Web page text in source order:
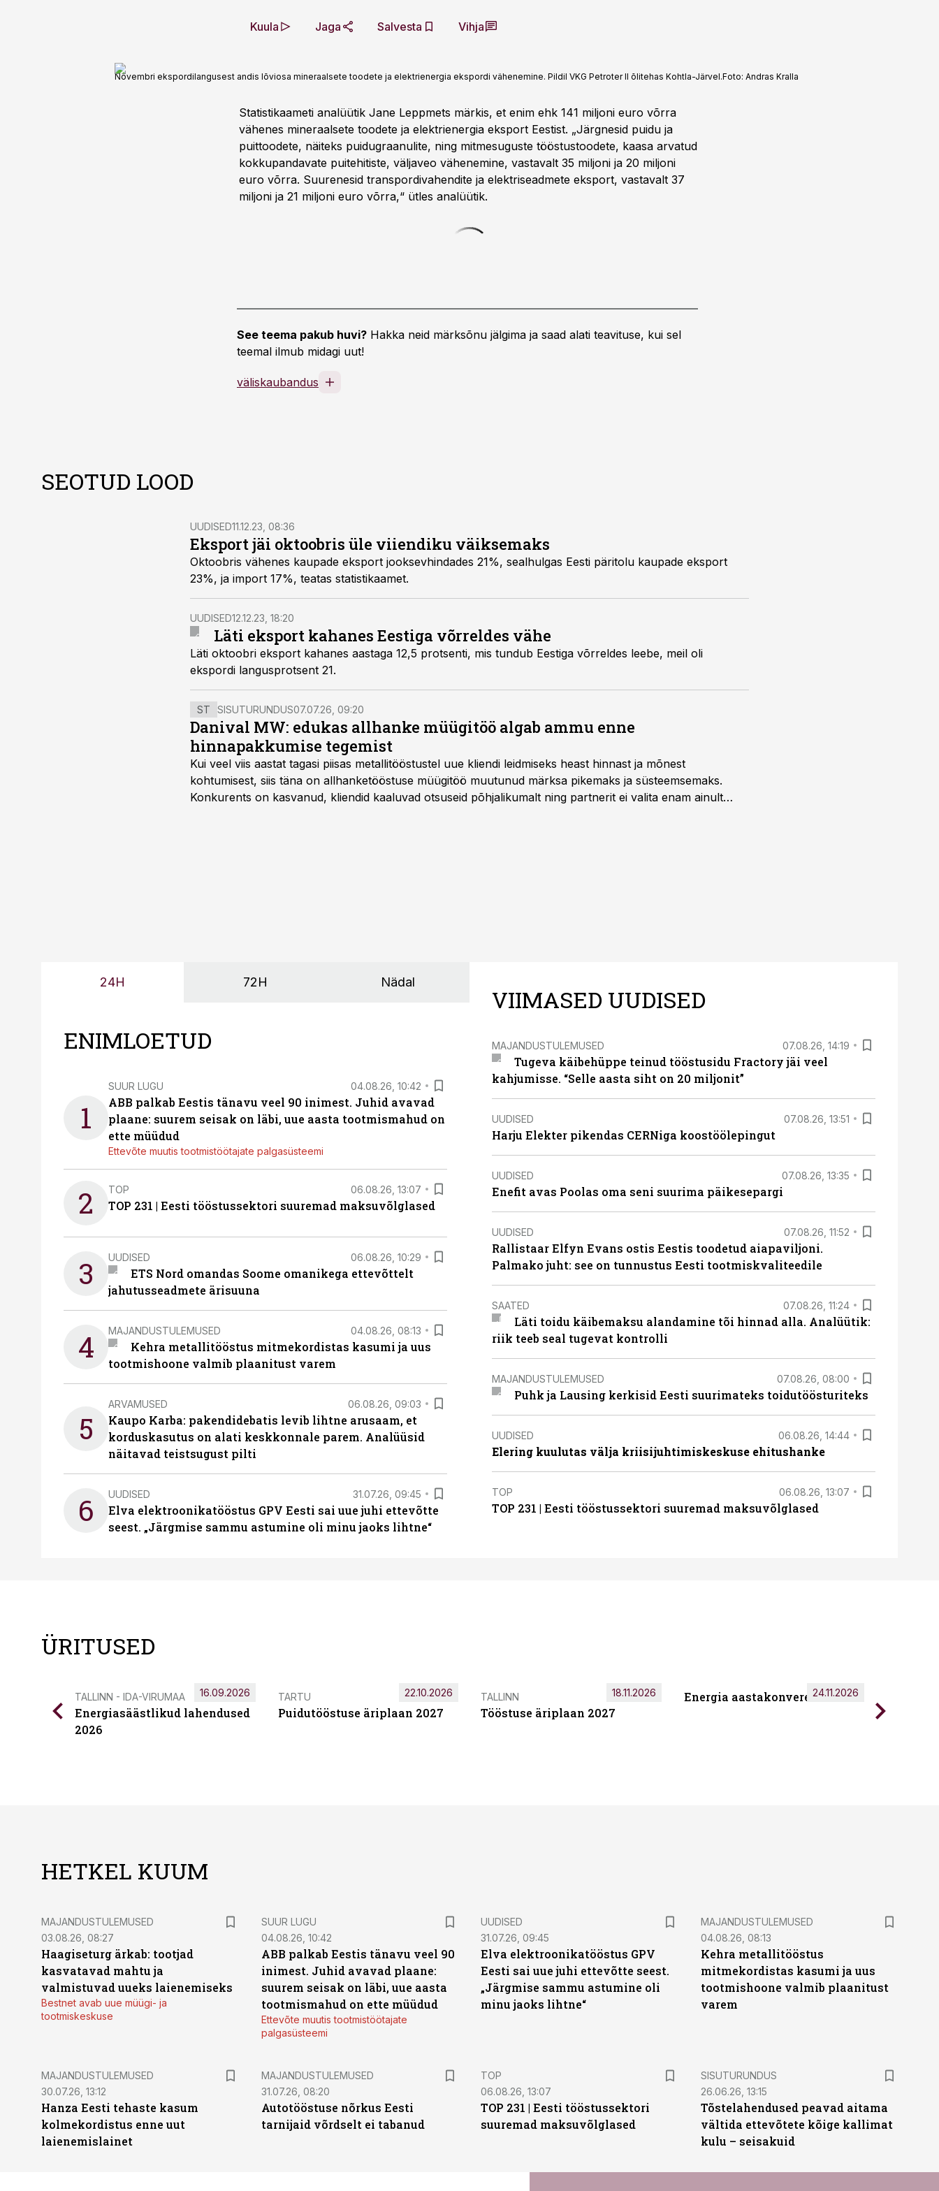
Kuula Jaga Salvesta Vihja
Novembri ekspordilangusest andis lõviosa mineraalsete toodete ja elektrienergia ekspordi vähenemine. Pildil VKG Petroter II õlitehas Kohtla-Järvel.Foto: Andras Kralla
Statistikaameti analüütik Jane Leppmets märkis, et enim ehk 141 miljoni euro võrra
vähenes mineraalsete toodete ja elektrienergia eksport Eestist. „Järgnesid puidu ja
puittoodete, näiteks puidugraanulite, ning mitmesuguste tööstustoodete, kaasa arvatud
kokkupandavate puitehitiste, väljaveo vähenemine, vastavalt 35 miljoni ja 20 miljoni
euro võrra. Suurenesid transpordivahendite ja elektriseadmete eksport, vastavalt 37
miljoni ja 21 miljoni euro võrra,“ ütles analüütik.
See teema pakub huvi? Hakka neid märksõnu jälgima ja saad alati teavituse, kui sel
teemal ilmub midagi uut!
väliskaubandus
SEOTUD LOOD
UUDISED11.12.23, 08:36
Eksport jäi oktoobris üle viiendiku väiksemaks
Oktoobris vähenes kaupade eksport jooksevhindades 21%, sealhulgas Eesti päritolu kaupade eksport
23%, ja import 17%, teatas statistikaamet.
UUDISED12.12.23, 18:20
Läti eksport kahanes Eestiga võrreldes vähe
Läti oktoobri eksport kahanes aastaga 12,5 protsenti, mis tundub Eestiga võrreldes leebe, meil oli
ekspordi langusprotsent 21.
ST SISUTURUNDUS07.07.26, 09:20
Danival MW: edukas allhanke müügitöö algab ammu enne
hinnapakkumise tegemist
Kui veel viis aastat tagasi piisas metallitööstustel uue kliendi leidmiseks heast hinnast ja mõnest
kohtumisest, siis täna on allhanketööstuse müügitöö muutunud märksa pikemaks ja süsteemsemaks.
Konkurents on kasvanud, kliendid kaaluvad otsuseid põhjalikumalt ning partnerit ei valita enam ainult
24H 72H Nädal
ENIMLOETUD
1
SUUR LUGU 04.08.26, 10:42
ABB palkab Eestis tänavu veel 90 inimest. Juhid avavad
plaane: suurem seisak on läbi, uue aasta tootmismahud on
ette müüdud
Ettevõte muutis tootmistöötajate palgasüsteemi
2 TOP 06.08.26, 13:07
TOP 231 | Eesti tööstussektori suuremad maksuvõlglased
3 UUDISED 06.08.26, 10:29
ETS Nord omandas Soome omanikega ettevõttelt
jahutusseadmete ärisuuna
4 MAJANDUSTULEMUSED 04.08.26, 08:13
Kehra metallitööstus mitmekordistas kasumi ja uus
tootmishoone valmib plaanitust varem
5
ARVAMUSED 06.08.26, 09:03
Kaupo Karba: pakendidebatis levib lihtne arusaam, et
korduskasutus on alati keskkonnale parem. Analüüsid
näitavad teistsugust pilti
6 UUDISED 31.07.26, 09:45
Elva elektroonikatööstus GPV Eesti sai uue juhi ettevõtte
seest. „Järgmise sammu astumine oli minu jaoks lihtne“
VIIMASED UUDISED
MAJANDUSTULEMUSED 07.08.26, 14:19
Tugeva käibehüppe teinud tööstusidu Fractory jäi veel
kahjumisse. “Selle aasta siht on 20 miljonit”
UUDISED 07.08.26, 13:51
Harju Elekter pikendas CERNiga koostöölepingut
UUDISED 07.08.26, 13:35
Enefit avas Poolas oma seni suurima päikesepargi
UUDISED 07.08.26, 11:52
Rallistaar Elfyn Evans ostis Eestis toodetud aiapaviljoni.
Palmako juht: see on tunnustus Eesti tootmiskvaliteedile
SAATED 07.08.26, 11:24
Läti toidu käibemaksu alandamine tõi hinnad alla. Analüütik:
riik teeb seal tugevat kontrolli
MAJANDUSTULEMUSED 07.08.26, 08:00
Puhk ja Lausing kerkisid Eesti suurimateks toidutöösturiteks
UUDISED 06.08.26, 14:44
Elering kuulutas välja kriisijuhtimiskeskuse ehitushanke
TOP 06.08.26, 13:07
TOP 231 | Eesti tööstussektori suuremad maksuvõlglased
ÜRITUSED
TALLINN - IDA-VIRUMAA
Energiasäästlikud lahendused
2026
16.09.2026 TARTU
Puidutööstuse äriplaan 2027
22.10.2026 TALLINN
Tööstuse äriplaan 2027
18.11.2026 Energia aastakonverents 2026
24.11.2026
HETKEL KUUM
MAJANDUSTULEMUSED
03.08.26, 08:27
Haagiseturg ärkab: tootjad
kasvatavad mahtu ja
valmistuvad uueks laienemiseks
Bestnet avab uue müügi- ja
tootmiskeskuse
SUUR LUGU
04.08.26, 10:42
ABB palkab Eestis tänavu veel 90
inimest. Juhid avavad plaane:
suurem seisak on läbi, uue aasta
tootmismahud on ette müüdud
Ettevõte muutis tootmistöötajate
palgasüsteemi
UUDISED
31.07.26, 09:45
Elva elektroonikatööstus GPV
Eesti sai uue juhi ettevõtte seest.
„Järgmise sammu astumine oli
minu jaoks lihtne“
MAJANDUSTULEMUSED
04.08.26, 08:13
Kehra metallitööstus
mitmekordistas kasumi ja uus
tootmishoone valmib plaanitust
varem
MAJANDUSTULEMUSED
30.07.26, 13:12
Hanza Eesti tehaste kasum
kolmekordistus enne uut
laienemislainet
MAJANDUSTULEMUSED
31.07.26, 08:20
Autotööstuse nõrkus Eesti
tarnijaid võrdselt ei tabanud
TOP
06.08.26, 13:07
TOP 231 | Eesti tööstussektori
suuremad maksuvõlglased
ST
SISUTURUNDUS
26.06.26, 13:15
Tõstelahendused peavad aitama
vältida ettevõtete kõige kallimat
kulu – seisakuid